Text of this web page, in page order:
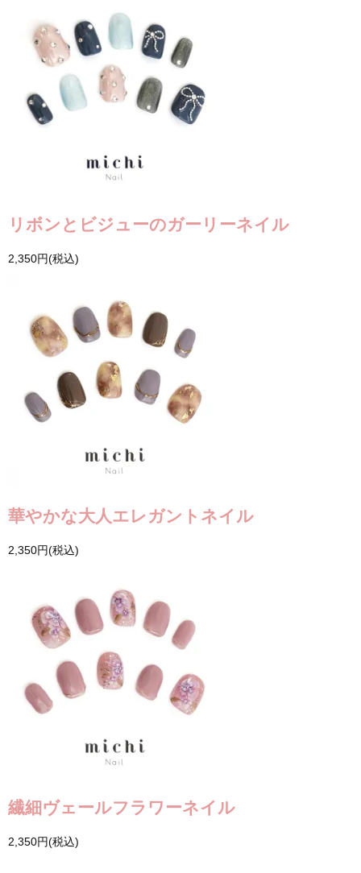
リボンとビジューのガーリーネイル
2,350円(税込)
華やかな大人エレガントネイル
2,350円(税込)
繊細ヴェールフラワーネイル
2,350円(税込)